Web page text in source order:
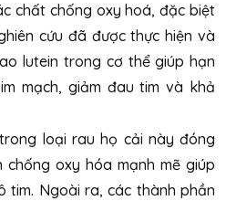
chất chống oxy hoá, đặc biệt
cứu đã được thực hiện và
lutein trong cơ thể giúp hạn
mạch, giảm đau tim và khả
loại rau họ cải này đóng
oxy hóa mạnh mẽ giúp
tim. Ngoài ra, các thành phần